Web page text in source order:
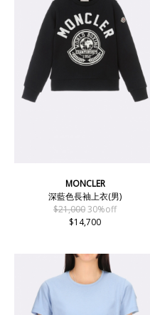
MONCLER
深藍色長袖上衣(男)
$21,00030%off
$14,700